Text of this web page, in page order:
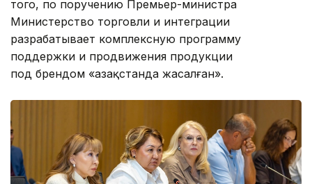
того, по поручению Премьер-министра
Министерство торговли и интеграции
разрабатывает комплексную программу
поддержки и продвижения продукции
под брендом «Қазақстанда жасалған».